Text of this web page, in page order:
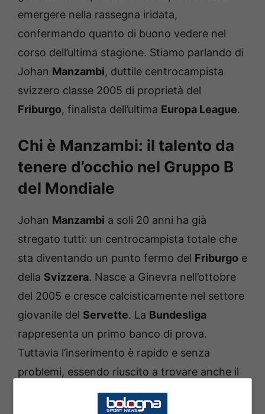
emergere nella rassegna iridata,
confermando quanto di buono vedere nel
corso dell’ultima stagione. Stiamo parlando di
Johan Manzambi, duttile centrocampista
svizzero classe 2005 di proprietà del
Friburgo, finalista dell’ultima Europa League.
Chi è Manzambi: il talento da
tenere d’occhio nel Gruppo B
del Mondiale
Johan Manzambi a soli 20 anni ha già
stregato tutti: un centrocampista totale che
sta diventando un punto fermo del Friburgo e
della Svizzera. Nasce a Ginevra nell’ottobre
del 2005 e cresce calcisticamente nel settore
giovanile del Servette. La Bundesliga
rappresenta un primo banco di prova.
Tuttavia l’inserimento è rapido e senza
problemi, essendo riuscito a trovare anche il
modo di farsi ammirare per il suo stile box-to-
box. Occupa indistintamente varie zolle di